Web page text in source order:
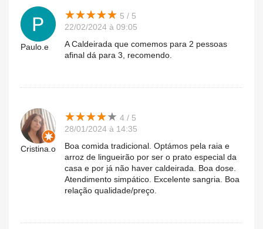
Paulo.e
★★★★★
★★★★★ 5 / 5
22/02/2024 à 09:05
A Caldeirada que comemos para 2 pessoas
afinal dá para 3, recomendo.
Cristina.o
★★★★★
★★★★★ 4 / 5
28/01/2024 à 14:35
Boa comida tradicional. Optámos pela raia e
arroz de lingueirão por ser o prato especial da
casa e por já não haver caldeirada. Boa dose.
Atendimento simpático. Excelente sangria. Boa
relação qualidade/preço.